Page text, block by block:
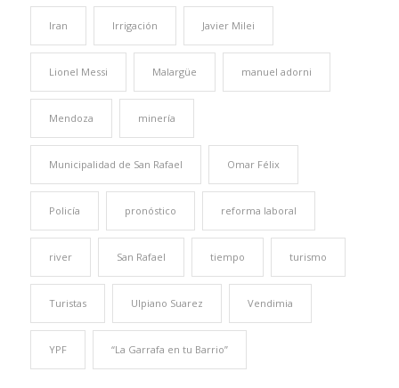
Iran Irrigación Javier Milei
Lionel Messi Malargüe manuel adorni
Mendoza minería
Municipalidad de San Rafael Omar Félix
Policía pronóstico reforma laboral
river San Rafael tiempo turismo
Turistas Ulpiano Suarez Vendimia
YPF “La Garrafa en tu Barrio”